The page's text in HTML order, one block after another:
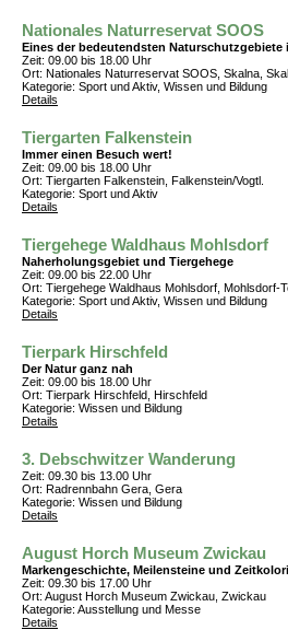
Nationales Naturreservat SOOS
Eines der bedeutendsten Naturschutzgebiete
Zeit: 09.00 bis 18.00 Uhr
Ort: Nationales Naturreservat SOOS, Skalna,
Kategorie: Sport und Aktiv, Wissen und Bildung
Details
Tiergarten Falkenstein
Immer einen Besuch wert!
Zeit: 09.00 bis 18.00 Uhr
Ort: Tiergarten Falkenstein, Falkenstein/Vogtl.
Kategorie: Sport und Aktiv
Details
Tiergehege Waldhaus Mohlsdorf
Naherholungsgebiet und Tiergehege
Zeit: 09.00 bis 22.00 Uhr
Ort: Tiergehege Waldhaus Mohlsdorf, Mohlsdorf-
Kategorie: Sport und Aktiv, Wissen und Bildung
Details
Tierpark Hirschfeld
Der Natur ganz nah
Zeit: 09.00 bis 18.00 Uhr
Ort: Tierpark Hirschfeld, Hirschfeld
Kategorie: Wissen und Bildung
Details
3. Debschwitzer Wanderung
Zeit: 09.30 bis 13.00 Uhr
Ort: Radrennbahn Gera, Gera
Kategorie: Wissen und Bildung
Details
August Horch Museum Zwickau
Markengeschichte, Meilensteine und
Zeit: 09.30 bis 17.00 Uhr
Ort: August Horch Museum Zwickau, Zwickau
Kategorie: Ausstellung und Messe
Details